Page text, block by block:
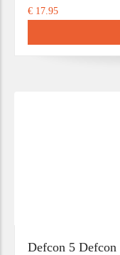
€ 17.95
Defcon 5